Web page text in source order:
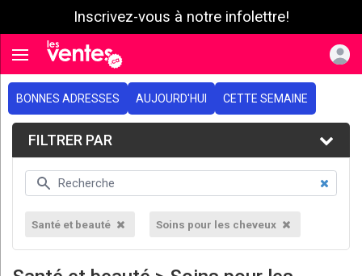
Inscrivez-vous à notre infolettre!
Toggle navigation
BONNES ADRESSES AUJOURD'HUI CETTE SEMAINE
FILTRER PAR
Santé et beauté Soins pour les cheveux